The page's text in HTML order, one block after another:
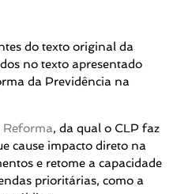
do texto original da
no texto apresentado
da Previdência na
Reforma, da qual o CLP faz
cause impacto direto na
e retome a capacidade
prioritárias, como a